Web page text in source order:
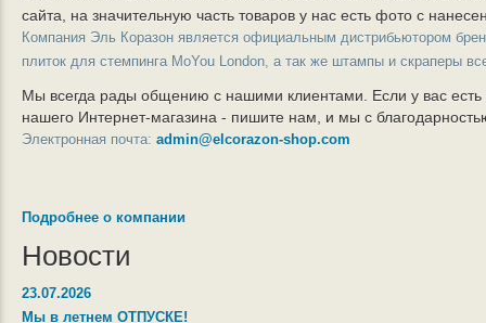
сайта, на значительную часть товаров у нас есть фото с
Компания Эль Коразон является официальным дистрибьютором
плиток для стемпинга MoYou London, а так же штампы и скраперы
Мы всегда рады общению с нашими клиентами. Если у вас
нашего Интернет-магазина - пишите нам, и мы с
Электронная почта: admin@elcorazon-shop.com
Подробнее о компании
Новости
23.07.2026
Мы в летнем ОТПУСКЕ!